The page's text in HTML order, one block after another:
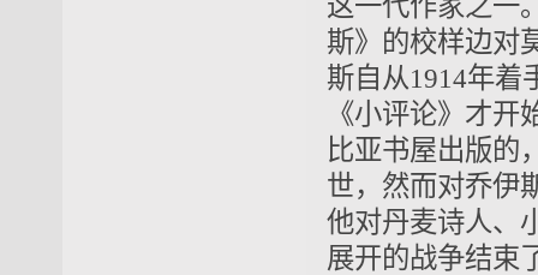
斯》的校样边对
斯自从1914年着
《小评论》才
比亚书屋出版的
世，然而对乔伊
他对丹麦诗人、
展开的战争结束